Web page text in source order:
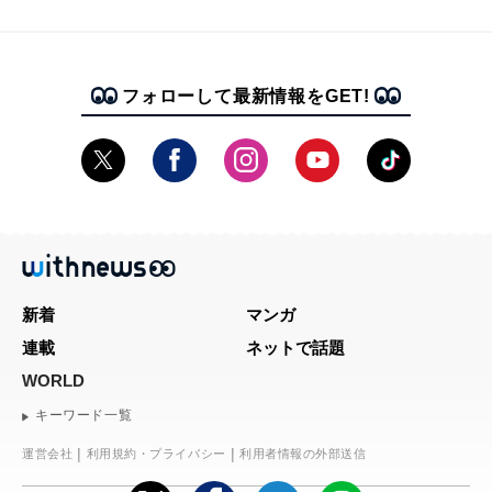
フォローして最新情報をGET!
新着
マンガ
連載
ネットで話題
WORLD
キーワード一覧
運営会社 利用規約・プライバシー 利用者情報の外部送信